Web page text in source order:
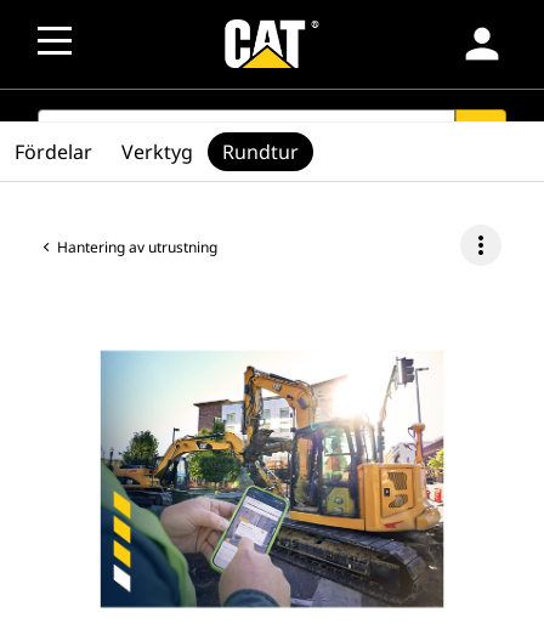
person
SEARCH
Hantering av utrustning more_vert
Fördelar Verktyg Rundtur